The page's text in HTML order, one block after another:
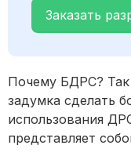
Заказать
Почему БДРС? Так
задумка сделать
использования
представляет